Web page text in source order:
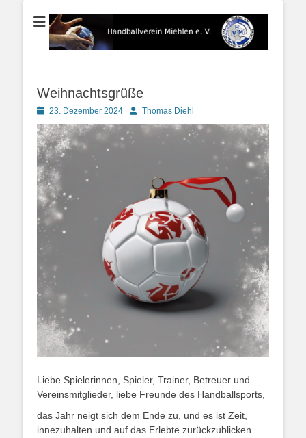
Handballverein
Miehlen e. V.
Der Handballverein im Blauen Ländchen
Weihnachtsgrüße
Posted
on
23. Dezember 2024 AutorThomas Diehl
Liebe Spielerinnen, Spieler, Trainer, Betreuer und
Vereinsmitglieder, liebe Freunde des Handballsports,
das Jahr neigt sich dem Ende zu, und es ist Zeit,
innezuhalten und auf das Erlebte zurückzublicken.